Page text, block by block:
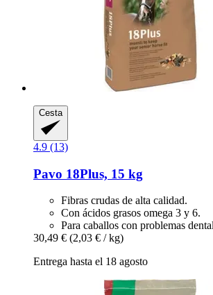
Cesta
4.9 (13)
Pavo 18Plus, 15 kg
Fibras crudas de alta calidad.
Con ácidos grasos omega 3 y 6.
Para caballos con problemas
30,49 € (2,03 € / kg)
Entrega hasta el 18 agosto